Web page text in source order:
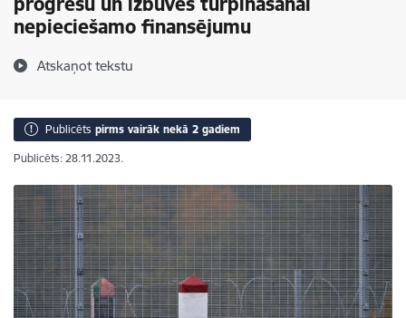
nepieciešamo finansējumu
Atskaņot tekstu
Publicēts pirms vairāk nekā 2 gadiem
Publicēts: 28.11.2023.